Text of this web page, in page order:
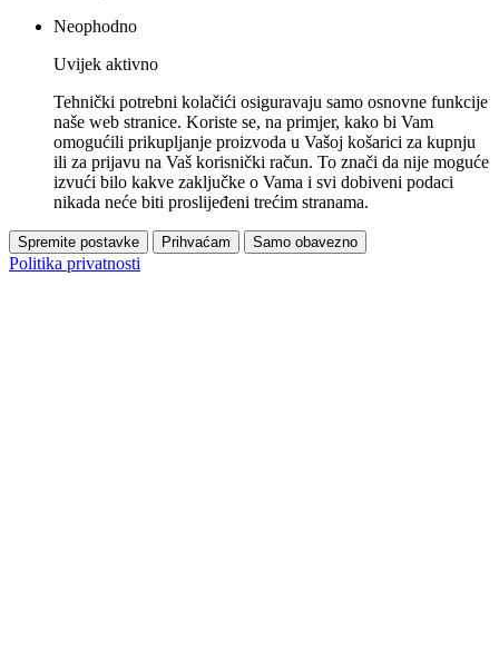
Neophodno
Uvijek aktivno
Tehnički potrebni kolačići osiguravaju samo osnovne funkcije
naše web stranice. Koriste se, na primjer, kako bi Vam
omogućili prikupljanje proizvoda u Vašoj košarici za kupnju
ili za prijavu na Vaš korisnički račun. To znači da nije moguće
izvući bilo kakve zaključke o Vama i svi dobiveni podaci
nikada neće biti proslijeđeni trećim stranama.
Spremite postavke Prihvaćam Samo obavezno
Politika privatnosti